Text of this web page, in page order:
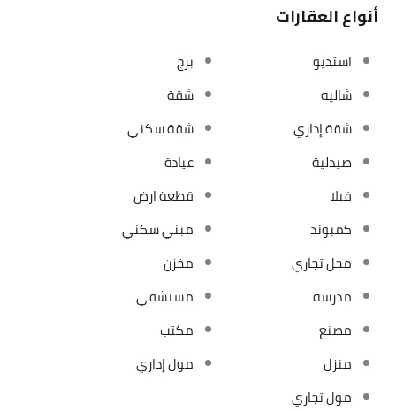
أنواع العقارات
استديو
برج
شاليه
شقة
شقة إداري
شقة سكني
صيدلية
عيادة
فيلا
قطعة ارض
كمبوند
مبني سكني
محل تجاري
مخزن
مدرسة
مستشفي
مصنع
مكتب
منزل
مول إداري
مول تجاري